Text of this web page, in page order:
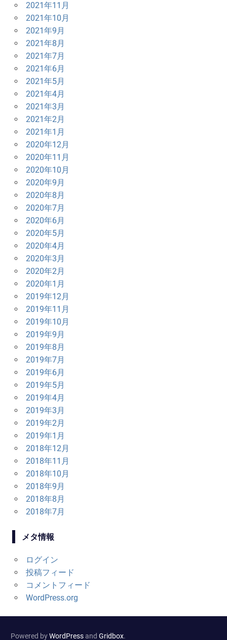
2021年11月
2021年10月
2021年9月
2021年8月
2021年7月
2021年6月
2021年5月
2021年4月
2021年3月
2021年2月
2021年1月
2020年12月
2020年11月
2020年10月
2020年9月
2020年8月
2020年7月
2020年6月
2020年5月
2020年4月
2020年3月
2020年2月
2020年1月
2019年12月
2019年11月
2019年10月
2019年9月
2019年8月
2019年7月
2019年6月
2019年5月
2019年4月
2019年3月
2019年2月
2019年1月
2018年12月
2018年11月
2018年10月
2018年9月
2018年8月
2018年7月
メタ情報
ログイン
投稿フィード
コメントフィード
WordPress.org
Powered byWordPressand Gridbox.